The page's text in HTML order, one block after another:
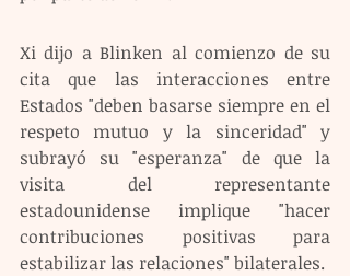
Xi dijo a Blinken al comienzo de su
cita que las interacciones entre
Estados "deben basarse siempre en el
respeto mutuo y la sinceridad" y
subrayó su "esperanza" de que la
visita del representante
estadounidense implique "hacer
contribuciones positivas para
estabilizar las relaciones" bilaterales.